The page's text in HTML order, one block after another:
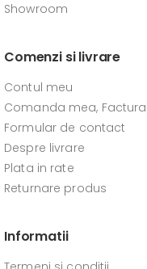
Showroom
Comenzi si livrare
Contul meu
Comanda mea, Factura
Formular de contact
Despre livrare
Plata in rate
Returnare produs
Informatii